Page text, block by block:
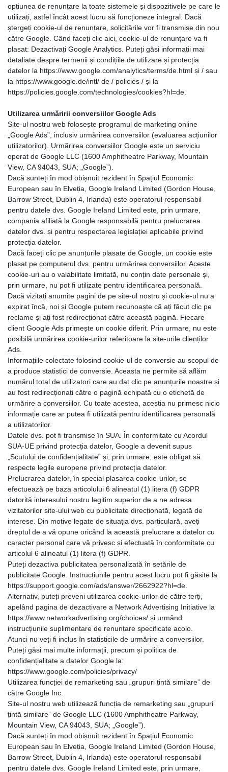
opțiunea de renunțare la toate sistemele și dispozitivele pe care le
utilizați, astfel încât acest lucru să funcționeze integral. Dacă
ștergeți cookie-ul de renunțare, solicitările vor fi transmise din nou
către Google. Când faceți clic aici, cookie-ul de renunțare va fi
plasat: Dezactivați Google Analytics. Puteți găsi informații mai
detaliate despre termenii și condițiile de utilizare și protecția
datelor la https://www.google.com/analytics/terms/de.html și / sau
la https://www.google.de/intl/ de / policies / și la
https://policies.google.com/technologies/cookies?hl=de.
Utilizarea urmăririi conversiilor Google Ads
Site-ul nostru web folosește programul de marketing online
„Google Ads”, inclusiv urmărirea conversiilor (evaluarea acțiunilor
utilizatorilor). Urmărirea conversiilor Google este un serviciu
operat de Google LLC (1600 Amphitheatre Parkway, Mountain
View, CA 94043, SUA; „Google”).
Dacă sunteți în mod obișnuit rezident în Spațiul Economic
European sau în Elveția, Google Ireland Limited (Gordon House,
Barrow Street, Dublin 4, Irlanda) este operatorul responsabil
pentru datele dvs. Google Ireland Limited este, prin urmare,
compania afiliată la Google responsabilă pentru prelucrarea
datelor dvs. și pentru respectarea legislației aplicabile privind
protecția datelor.
Dacă faceți clic pe anunțurile plasate de Google, un cookie este
plasat pe computerul dvs. pentru urmărirea conversiilor. Aceste
cookie-uri au o valabilitate limitată, nu conțin date personale și,
prin urmare, nu pot fi utilizate pentru identificarea personală.
Dacă vizitați anumite pagini de pe site-ul nostru și cookie-ul nu a
expirat încă, noi și Google putem recunoaște că ați făcut clic pe
reclame și ați fost redirecționat către această pagină. Fiecare
client Google Ads primește un cookie diferit. Prin urmare, nu este
posibilă urmărirea cookie-urilor referitoare la site-urile clienților
Ads.
Informațiile colectate folosind cookie-ul de conversie au scopul de
a produce statistici de conversie. Aceasta ne permite să aflăm
numărul total de utilizatori care au dat clic pe anunțurile noastre și
au fost redirecționați către o pagină echipată cu o etichetă de
urmărire a conversiilor. Cu toate acestea, aceștia nu primesc nicio
informație care ar putea fi utilizată pentru identificarea personală
a utilizatorilor.
Datele dvs. pot fi transmise în SUA. În conformitate cu Acordul
SUA-UE privind protecția datelor, Google a devenit supus
„Scutului de confidențialitate” și, prin urmare, este obligat să
respecte legile europene privind protecția datelor.
Prelucrarea datelor, în special plasarea cookie-urilor, se
efectuează pe baza articolului 6 alineatul (1) litera (f) GDPR
datorită interesului nostru legitim superior de a ne adresa
vizitatorilor site-ului web cu publicitate direcționată, legată de
interese. Din motive legate de situația dvs. particulară, aveți
dreptul de a vă opune oricând la această prelucrare a datelor cu
caracter personal care vă privesc și efectuată în conformitate cu
articolul 6 alineatul (1) litera (f) GDPR.
Puteți dezactiva publicitatea personalizată în setările de
publicitate Google. Instrucțiunile pentru acest lucru pot fi găsite la
https://support.google.com/ads/answer/2662922?hl=de.
Alternativ, puteți preveni utilizarea cookie-urilor de către terți,
apelând pagina de dezactivare a Network Advertising Initiative la
https://www.networkadvertising.org/choices/ și urmând
instrucțiunile suplimentare de renunțare specificate acolo.
Atunci nu veți fi inclus în statisticile de urmărire a conversiilor.
Puteți găsi mai multe informații, precum și politica de
confidențialitate a datelor Google la:
https://www.google.com/policies/privacy/
Utilizarea funcției de remarketing sau „grupuri țintă similare” de
către Google Inc.
Site-ul nostru web utilizează funcția de remarketing sau „grupuri
țintă similare” de Google LLC (1600 Amphitheatre Parkway,
Mountain View, CA 94043, SUA; „Google”).
Dacă sunteți în mod obișnuit rezident în Spațiul Economic
European sau în Elveția, Google Ireland Limited (Gordon House,
Barrow Street, Dublin 4, Irlanda) este operatorul responsabil
pentru datele dvs. Google Ireland Limited este, prin urmare,